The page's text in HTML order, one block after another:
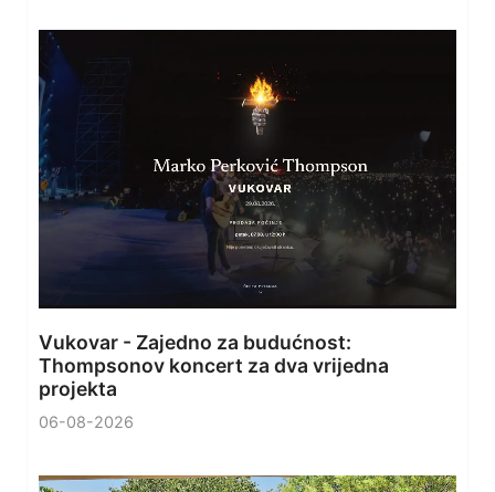
Vukovar - Zajedno za budućnost:
Thompsonov koncert za dva vrijedna
projekta
06-08-2026